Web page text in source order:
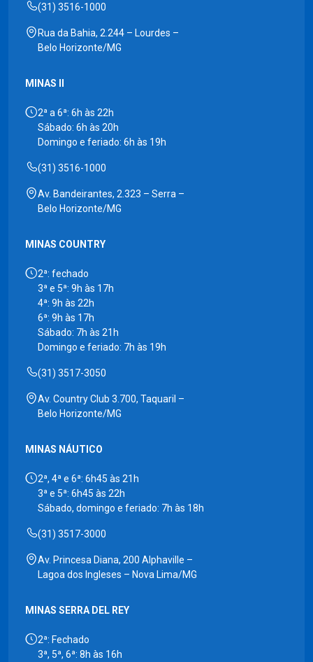
(31) 3516-1000
Rua da Bahia, 2.244 – Lourdes –
Belo Horizonte/MG
MINAS II
2ª a 6ª: 6h às 22h
Sábado: 6h às 20h
Domingo e feriado: 6h às 19h
(31) 3516-1000
Av. Bandeirantes, 2.323 – Serra –
Belo Horizonte/MG
MINAS COUNTRY
2ª: fechado
3ª e 5ª: 9h às 17h
4ª: 9h às 22h
6ª: 9h às 17h
Sábado: 7h às 21h
Domingo e feriado: 7h às 19h
(31) 3517-3050
Av. Country Club 3.700, Taquaril –
Belo Horizonte/MG
MINAS NÁUTICO
2ª, 4ª e 6ª: 6h45 às 21h
3ª e 5ª: 6h45 às 22h
Sábado, domingo e feriado: 7h às 18h
(31) 3517-3000
Av. Princesa Diana, 200 Alphaville –
Lagoa dos Ingleses – Nova Lima/MG
MINAS SERRA DEL REY
2ª: Fechado
3ª, 5ª, 6ª: 8h às 16h